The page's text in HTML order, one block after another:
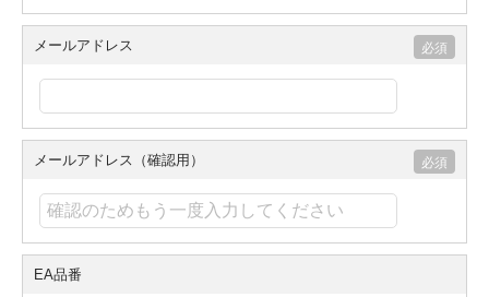
メールアドレス
メールアドレス（確認用）
EA品番